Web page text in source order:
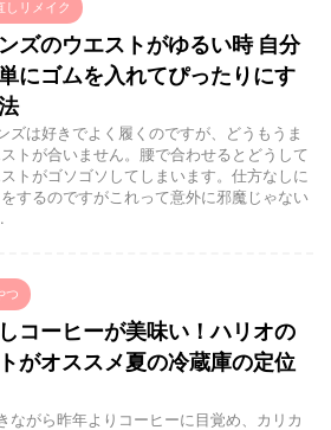
しリメイク
ズのウエストがゆるい時 自分
にゴムを入れてぴったりにす
ズは好きでよく履くのですが、どうもうま
ストが合いません。腰で合わせるとどうして
トがゴソゴソしてしまいます。仕方なしに
するのですがこれって意外に邪魔じゃない
つ
コーヒーが美味い！ハリオの
がオススメ夏の冷蔵庫の定位
ながら昨年よりコーヒーに目覚め、カリカ